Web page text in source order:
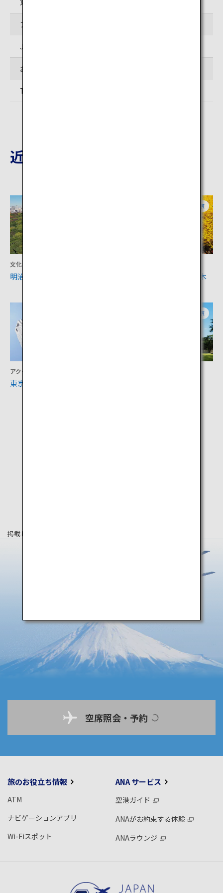
東京都渋谷区道玄坂2-2-1
アクセス
JR渋谷駅から徒歩で約1分
お問い合わせ先
TEL: 03-3462-8311（一般財団法人渋谷区観光協会）
近隣の観光地
文化
明治神宮
東京
明治神宮外苑 いちょう並木
アクティビティ
東京都庁展望室
東京
掲載している情報は2020年5月時点の情報です。
空席照会・予約
旅のお役立ち情報
ATM
ナビゲーションアプリ
Wi-Fiスポット
ANA サービス
空港ガイド
ANAがお約束する体験
ANAラウンジ